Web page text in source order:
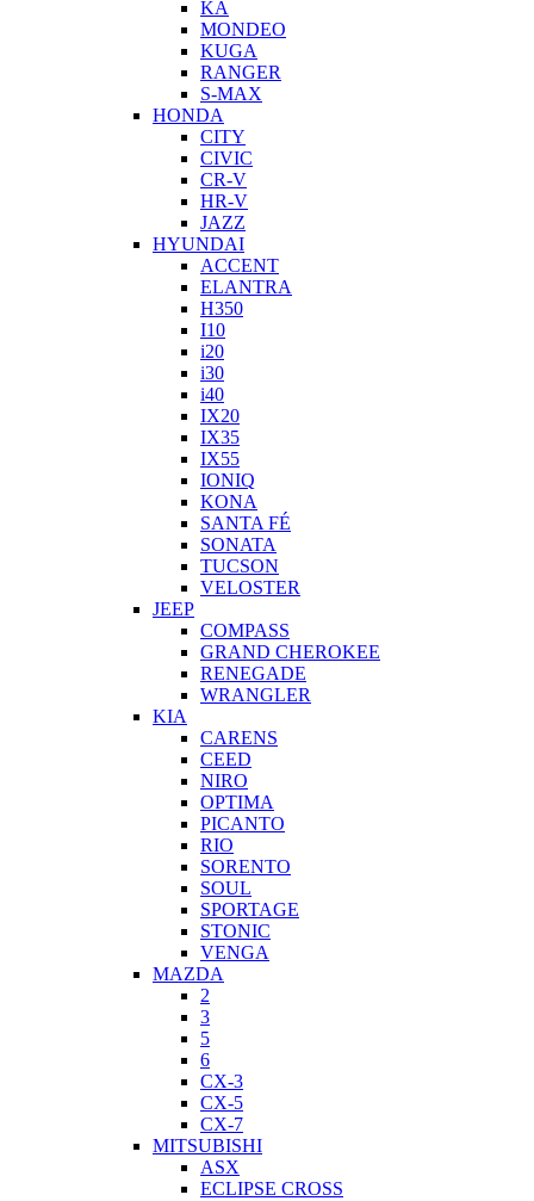
KA
MONDEO
KUGA
RANGER
S-MAX
HONDA
CITY
CIVIC
CR-V
HR-V
JAZZ
HYUNDAI
ACCENT
ELANTRA
H350
I10
i20
i30
i40
IX20
IX35
IX55
IONIQ
KONA
SANTA FÉ
SONATA
TUCSON
VELOSTER
JEEP
COMPASS
GRAND CHEROKEE
RENEGADE
WRANGLER
KIA
CARENS
CEED
NIRO
OPTIMA
PICANTO
RIO
SORENTO
SOUL
SPORTAGE
STONIC
VENGA
MAZDA
2
3
5
6
CX-3
CX-5
CX-7
MITSUBISHI
ASX
ECLIPSE CROSS